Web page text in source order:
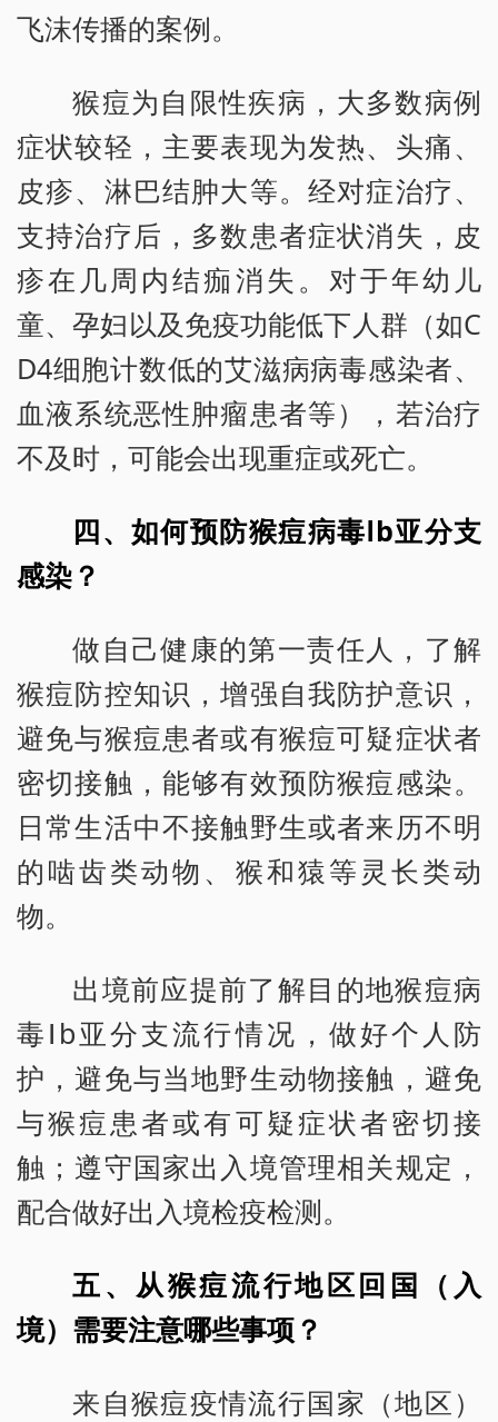
飞沫传播的案例。
猴痘为自限性疾病，大多数病例
症状较轻，主要表现为发热、头痛、
皮疹、淋巴结肿大等。经对症治疗、
支持治疗后，多数患者症状消失，皮
疹在几周内结痂消失。对于年幼儿
童、孕妇以及免疫功能低下人群（如C
D4细胞计数低的艾滋病病毒感染者、
血液系统恶性肿瘤患者等），若治疗
不及时，可能会出现重症或死亡。
四、如何预防猴痘病毒Ⅰb亚分支
感染？
做自己健康的第一责任人，了解
猴痘防控知识，增强自我防护意识，
避免与猴痘患者或有猴痘可疑症状者
密切接触，能够有效预防猴痘感染。
日常生活中不接触野生或者来历不明
的啮齿类动物、猴和猿等灵长类动
物。
出境前应提前了解目的地猴痘病
毒Ⅰb亚分支流行情况，做好个人防
护，避免与当地野生动物接触，避免
与猴痘患者或有可疑症状者密切接
触；遵守国家出入境管理相关规定，
配合做好出入境检疫检测。
五、从猴痘流行地区回国（入
境）需要注意哪些事项？
来自猴痘疫情流行国家（地区）